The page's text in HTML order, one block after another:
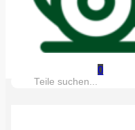
0
Suche: